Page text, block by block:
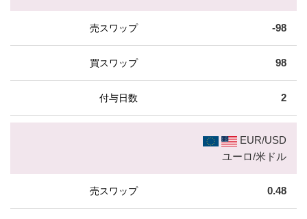
-98
98
2
EUR/USD
ユーロ/米ドル
0.48